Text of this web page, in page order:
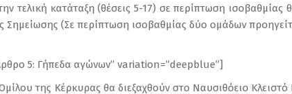
τελική κατάταξη (θέσεις 5-17) σε περίπτωση
Σημείωσης (Σε περίπτωση ισοβαθμίας δύο ομάδων
5: Γήπεδα αγώνων” variation=”deepblue”]
της Κέρκυρας θα διεξαχθούν στο Ναυσιθόειο